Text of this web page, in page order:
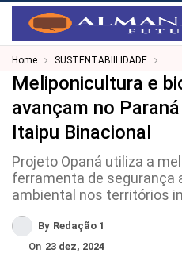
Home SUSTENTABIILIDADE
Meliponicultura e
avançam no
Itaipu Binacional
Projeto Opaná utiliza a
ferramenta de segurança
ambiental nos territórios
By Redação 1
On 23 dez, 2024